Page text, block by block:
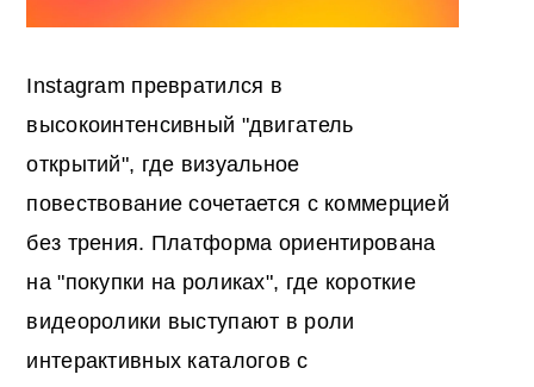
Instagram превратился в
высокоинтенсивный "двигатель
открытий", где визуальное
повествование сочетается с коммерцией
без трения. Платформа ориентирована
на "покупки на роликах", где короткие
видеоролики выступают в роли
интерактивных каталогов с